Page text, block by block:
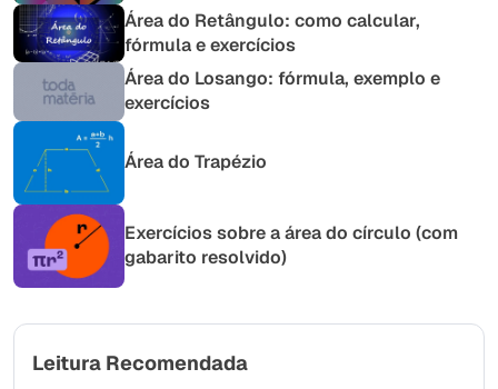
Área do Retângulo: como calcular,
fórmula e exercícios
Área do Losango: fórmula, exemplo e
exercícios
Área do Trapézio
Exercícios sobre a área do círculo (com
gabarito resolvido)
Leitura Recomendada